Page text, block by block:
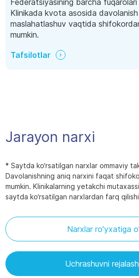
Federatsiyasining barcha fuqarolari
Klinikada kvota asosida
maslahatlashuv vaqtida
mumkin.
Tafsilotlar
Jarayon narxi
* Saytda ko‘rsatilgan narxlar ommaviy
Davolanishning aniq narxini faqat
mumkin. Klinikalarning yetakchi
saytda ko‘rsatilgan narxlardan farq qilishi
Narxlar ro'yxatiga
Uchrashuvni